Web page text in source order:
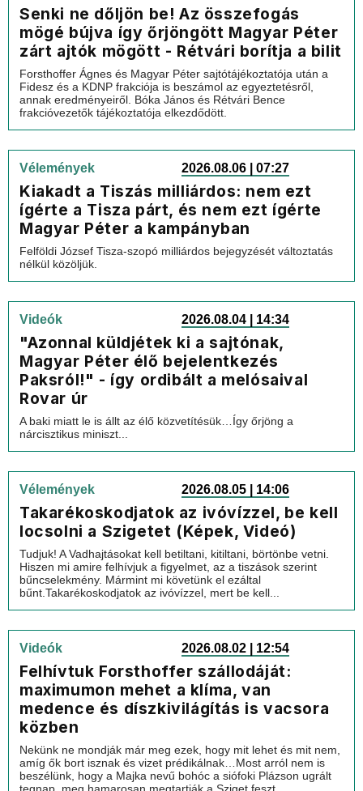
Senki ne dőljön be! Az összefogás
mögé bújva így őrjöngött Magyar Péter
zárt ajtók mögött - Rétvári borítja a bilit
Forsthoffer Ágnes és Magyar Péter sajtótájékoztatója után a
Fidesz és a KDNP frakciója is beszámol az egyeztetésről,
annak eredményeiről. Bóka János és Rétvári Bence
frakcióvezetők tájékoztatója elkezdődött.
Vélemények 2026.08.06 | 07:27
Kiakadt a Tiszás milliárdos: nem ezt
ígérte a Tisza párt, és nem ezt ígérte
Magyar Péter a kampányban
Felföldi József Tisza-szopó milliárdos bejegyzését változtatás
nélkül közöljük.
Videók 2026.08.04 | 14:34
"Azonnal küldjétek ki a sajtónak,
Magyar Péter élő bejelentkezés
Paksról!" - így ordibált a melósaival
Rovar úr
A baki miatt le is állt az élő közvetítésük…Így őrjöng a
nárcisztikus miniszt...
Vélemények 2026.08.05 | 14:06
Takarékoskodjatok az ivóvízzel, be kell
locsolni a Szigetet (Képek, Videó)
Tudjuk! A Vadhajtásokat kell betiltani, kitiltani, börtönbe vetni.
Hiszen mi amire felhívjuk a figyelmet, az a tiszások szerint
bűncselekmény. Mármint mi követünk el ezáltal
bűnt.Takarékoskodjatok az ivóvízzel, mert be kell...
Videók 2026.08.02 | 12:54
Felhívtuk Forsthoffer szállodáját:
maximumon mehet a klíma, van
medence és díszkivilágítás is vacsora
közben
Nekünk ne mondják már meg ezek, hogy mit lehet és mit nem,
amíg ők bort isznak és vizet prédikálnak…Most arról nem is
beszélünk, hogy a Majka nevű bohóc a siófoki Plázson ugrált